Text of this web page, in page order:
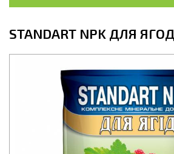
STANDART NPK ДЛЯ ЯГОД